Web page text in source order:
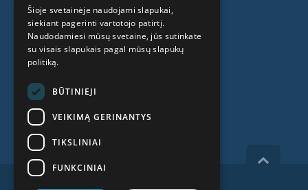
Kas mes esame
Specialistai
Kainos
Kontaktai
LITHUANIAN
Šioje svetainėje naudojami slapukai,
siekiant pagerinti vartotojo patirtį.
Naudodamiesi mūsų svetaine, jūs sutinkate
su visais slapukais pagal mūsų slapukų
politiką.
BŪTINIEJI
VEIKIMĄ GERINANTYS
TIKSLINIAI
FUNKCINIAI